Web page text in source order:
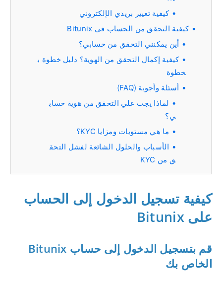
كيفية تغيير بريدي الإلكتروني
كيفية التحقق من الحساب في Bitunix
أين يمكنني التحقق من حسابي؟
كيفية إكمال التحقق من الهوية؟ دليل خطوة ب
خطوة
أسئلة وأجوبة (FAQ)
لماذا يجب علي التحقق من هوية حساب
ي؟
ما هي مستويات ومزايا KYC؟
الأسباب والحلول الشائعة لفشل التحق
ق من KYC
كيفية تسجيل الدخول إلى الحساب
على Bitunix
قم بتسجيل الدخول إلى حساب Bitunix
الخاص بك